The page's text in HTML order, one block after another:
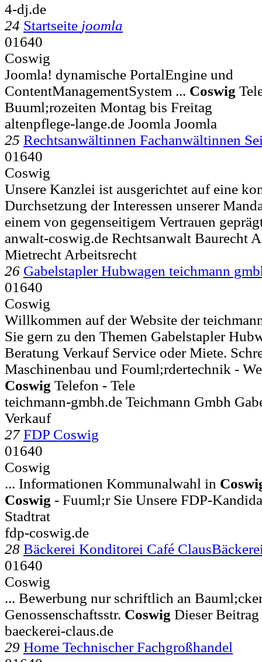
4-dj.de
24 Startseite joomla
01640
Coswig
Joomla! dynamische PortalEngine und
ContentManagementSystem ... Coswig
Buuml;rozeiten Montag bis Freitag
altenpflege-lange.de Joomla Joomla
25 Rechtsanwältinnen Fachanwältinnen
01640
Coswig
Unsere Kanzlei ist ausgerichtet auf eine
Durchsetzung der Interessen unserer
einem von gegenseitigem Vertrauen
anwalt-coswig.de Rechtsanwalt Baurecht
Mietrecht Arbeitsrecht
26 Gabelstapler Hubwagen teichmann
01640
Coswig
Willkommen auf der Website der
Sie gern zu den Themen Gabelstapler
Beratung Verkauf Service oder Miete.
Maschinenbau und Fouml;rdertechnik -
Coswig Telefon - Tele
teichmann-gmbh.de Teichmann Gmbh
Verkauf
27 FDP Coswig
01640
Coswig
... Informationen Kommunalwahl in
Coswig - Fuuml;r Sie Unsere FDP-
Stadtrat
fdp-coswig.de
28 Bäckerei Konditorei Café
01640
Coswig
... Bewerbung nur schriftlich an
Genossenschaftsstr. Coswig Dieser Beitrag
baeckerei-claus.de
29 Home Technischer Fachgroßhandel